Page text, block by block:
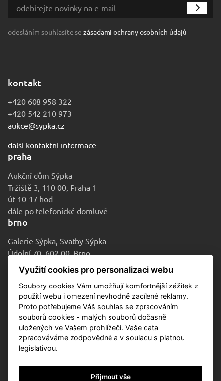
odesláním souhlasíte se zásadami ochrany osobních údajů
kontakt
+420 608 958 322
+420 542 210 973
aukce@sypka.cz
další kontaktní informace
praha
Aukční dům Sýpka
Tržiště 3, 110 00, Praha 1
út 10-17 hod
dále po telefonické domluvě
brno
Galerie Sýpka, Svatby Sýpka
Údolní 70, 602 00, Brno
po-pá 9-16 hod
© 2010-2026 Aukční dům Sýpka
Využití cookies pro personalizaci webu
Soubory cookies Vám umožňují komfortnější zážitek z
použití webu i omezení nevhodně zacílené reklamy.
Proto potřebujeme Váš souhlas se zpracováním
souborů cookies - malých souborů dočasně
uložených ve Vašem prohlížeči. Vaše data
zpracováváme zodpovědně a v souladu s platnou
legislativou.
Přijmout vše